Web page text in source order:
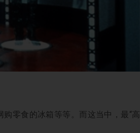
零食的冰箱等等。而这当中，最“高